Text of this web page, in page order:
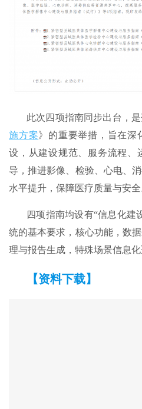
此次四项指南同步出台，
施方案》的重要举措，旨在深
设，从建设规范、服务流程、
导，推进影像、检验、心电、
水平提升，保障医疗质量与安全
四项指南均设有“信息化建
统的基本要求，核心功能，数
理与报告生成，特殊场景信息
【资料下载】